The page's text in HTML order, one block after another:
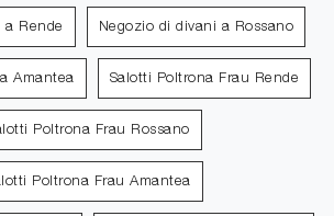
a Rende Negozio di divani a Rossano
Amantea Salotti Poltrona Frau Rende
Poltrona Frau Rossano
Poltrona Frau Amantea